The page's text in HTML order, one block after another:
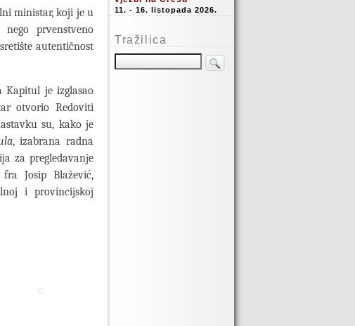
ministar, koji je u
prvenstveno
autentičnost
Kapitul je izglasao
otvorio Redoviti
su, kako je
, izabrana radna
za pregledavanje
Josip Blažević,
i provincijskoj
11. - 16. listopada 2026.
Tražilica